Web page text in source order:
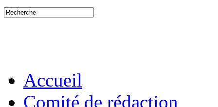
Accueil
Comité de rédaction